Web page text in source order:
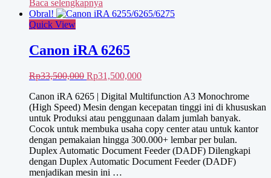
Baca selengkapnya
Obral!
Quick View
Canon iRA 6265
Rp33,500,000 Harga
adalah:
Rp33,500,000.
Rp31,500,000Harga
ini
adalah:
Rp31,500,000.
Canon iRA 6265 | Digital Multifunction A3 Monochrome
(High Speed) Mesin dengan kecepatan tinggi ini di khususkan
untuk Produksi atau penggunaan dalam jumlah banyak.
Cocok untuk membuka usaha copy center atau untuk kantor
dengan pemakaian hingga 300.000+ lembar per bulan.
Duplex Automatic Document Feeder (DADF) Dilengkapi
dengan Duplex Automatic Document Feeder (DADF)
menjadikan mesin ini …